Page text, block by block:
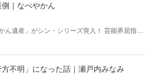
｜なべやかん
ん遺産」がシン・シリーズ突入！ 芸能界屈指の
、あなた次第！ 芸能ニュース
不明」になった話｜瀬戸内みなみ